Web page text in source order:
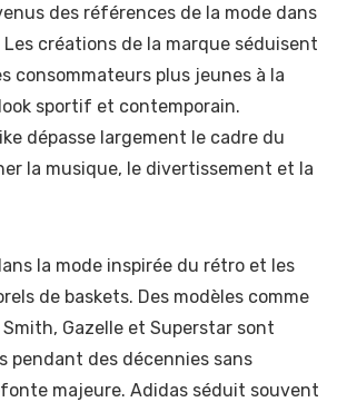
des références de la mode dans
créations de la marque séduisent
consommateurs plus jeunes à la
sportif et contemporain.
dépasse largement le cadre du
la musique, le divertissement et la
la mode inspirée du rétro et les
de baskets. Des modèles comme
Smith, Gazelle et Superstar sont
pendant des décennies sans
majeure. Adidas séduit souvent